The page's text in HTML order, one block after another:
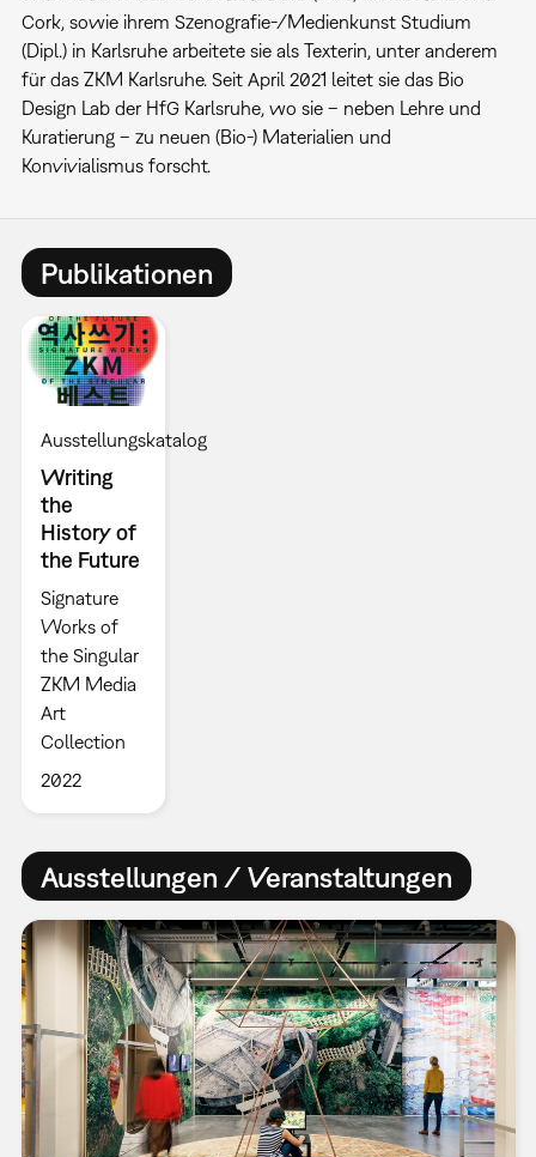
Cork, sowie ihrem Szenografie-/Medienkunst Studium
(Dipl.) in Karlsruhe arbeitete sie als Texterin, unter anderem
für das ZKM Karlsruhe. Seit April 2021 leitet sie das Bio
Design Lab der HfG Karlsruhe, wo sie – neben Lehre und
Kuratierung – zu neuen (Bio-) Materialien und
Konvivialismus forscht.
Publikationen
Ausstellungskatalog
Writing
the
History of
the Future
Signature
Works of
the Singular
ZKM Media
Art
Collection
2022
Ausstellungen / Veranstaltungen